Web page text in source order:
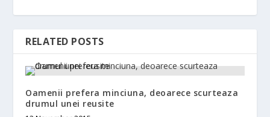
RELATED POSTS
Oamenii prefera minciuna, deoarece scurteaza
drumul unei reusite